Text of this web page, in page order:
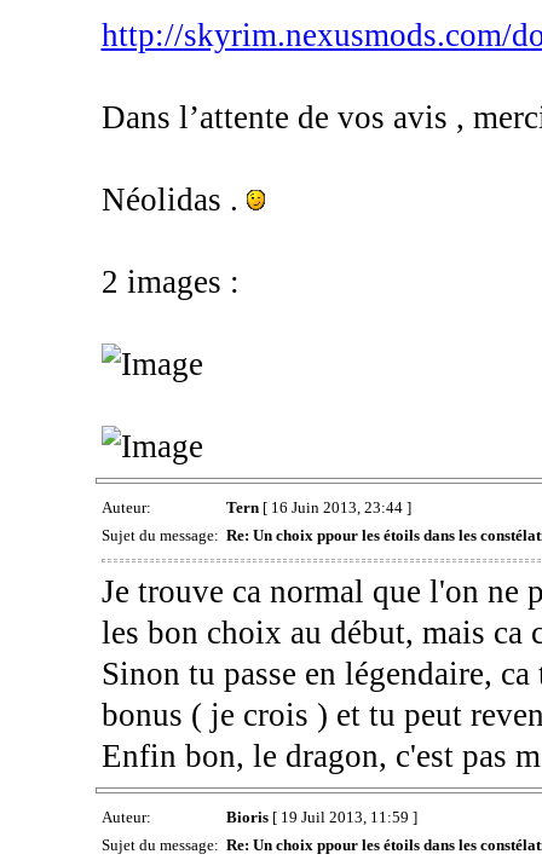
http://skyrim.nexusmods.com/
Dans l’attente de vos avis ,
Néolidas .
2 images :
Auteur: Tern[ 16 Juin 2013, 23:44 ]
Sujet du message: Re: Un choix ppour les étoils dans les
Je trouve ca normal que l'on ne
les bon choix au début, mais ca
Sinon tu passe en légendaire,
bonus ( je crois ) et tu peut
Enfin bon, le dragon, c'est pas
Auteur: Bioris[ 19 Juil 2013, 11:59 ]
Sujet du message: Re: Un choix ppour les étoils dans les